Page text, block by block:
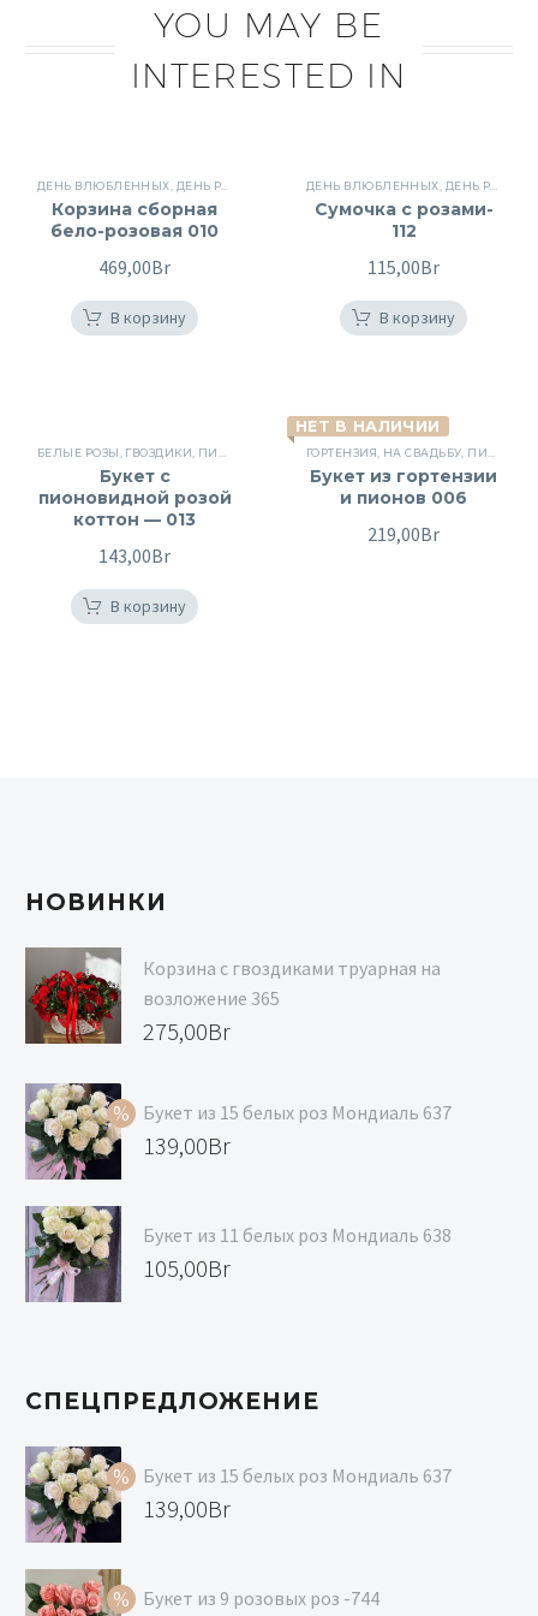
YOU MAY BE
INTERESTED IN
ДЕНЬ ВЛЮБЛЕННЫХ, ДЕНЬ РОЖДЕНИЯ КОРЗИНЫ, КОРЗИНЫ, КОРЗИНЫ С
Корзина сборная
бело-розовая 010
469,00Br
В корзину
ДЕНЬ ВЛЮБЛЕННЫХ, ДЕНЬ РОЖДЕНИЯ
Сумочка с розами-
112
115,00Br
В корзину
БЕЛЫЕ РОЗЫ , ГВОЗДИКИ, ПИОНОВИДНЫЕ РОЗЫ ,СБОРНЫЕ БУКЕТЫ, ЦВЕТЫ
Букет c
пионовидной розой
коттон — 013
143,00Br
В корзину
НЕТ В НАЛИЧИИ
ГОРТЕНЗИЯ, НА СВАДЬБУ, ПИОНОВИДНЫЕ РОЗЫ
Букет из гортензии
и пионов 006
219,00Br
НОВИНКИ
Корзина с гвоздиками труарная на
возложение 365
275,00Br
Букет из 15 белых роз Мондиаль 637
Первоначальная
147,00Br.
139,00Br
139,00Br.
Букет из 11 белых роз Мондиаль 638
105,00Br
СПЕЦПРЕДЛОЖЕНИЕ
Букет из 15 белых роз Мондиаль 637
Первоначальная
139,00Br
Букет из 9 розовых роз -744